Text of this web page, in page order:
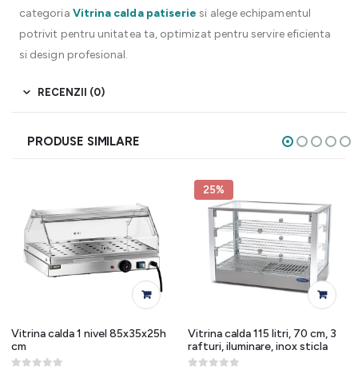
categoria Vitrina calda patiserie si alege echipamentul
potrivit pentru unitatea ta, optimizat pentru servire eficienta
si design profesional.
RECENZII (0)
PRODUSE SIMILARE
Vitrina calda 1 nivel 85x35x25h
cm
25%
Vitrina calda 115 litri, 70 cm, 3
rafturi, iluminare, inox sticla